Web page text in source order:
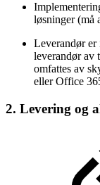
løsninger (må
Leverandør er
leverandør av
omfattes av
eller Office
2. Levering og